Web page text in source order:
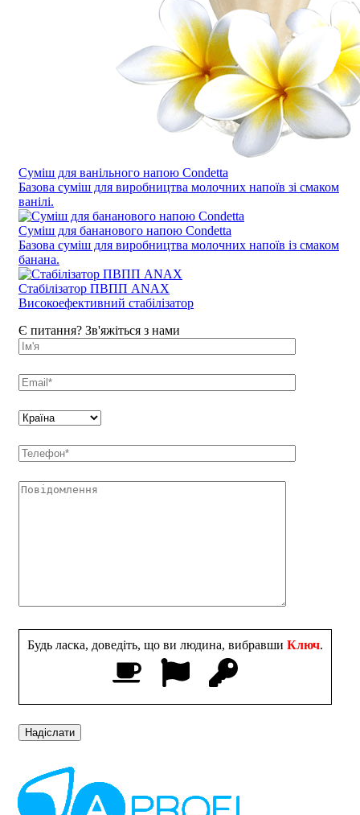
Суміш для ванільного напою Condetta
Базова суміш для виробництва молочних напоїв зі смаком
ванілі.
Суміш для бананового напою Condetta
Базова суміш для виробництва молочних напоїв із смаком
банана.
Стабілізатор ПВПП ANAX
Високоефективний стабілізатор
Є питання? Зв'яжіться з нами
Будь ласка, доведіть, що ви людина, вибравши Ключ.